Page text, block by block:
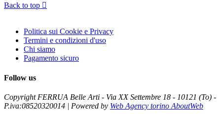
Back to top 
Politica sui Cookie e Privacy
Termini e condizioni d'uso
Chi siamo
Pagamento sicuro
Follow us
Copyright FERRUA Belle Arti - Via XX Settembre 18 - 10121 (To) -
P.iva:08520320014 | Powered by Web Agency torino AboutWeb